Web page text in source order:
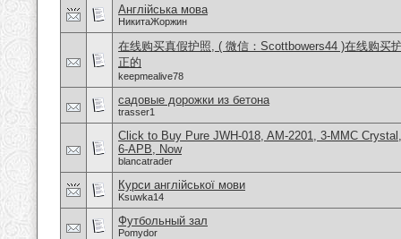
Англійська мова
НикитаЖоржин
在线购买真假护照, ( 微信：Scottbowers44 )在线购买
正的
keepmealive78
садовые дорожки из бетона
trasser1
Click to Buy Pure JWH-018, AM-2201, 3-MMC
6-APB, Now
blancatrader
Курси англійської мови
Ksuwka14
Футбольный зал
Pomydor